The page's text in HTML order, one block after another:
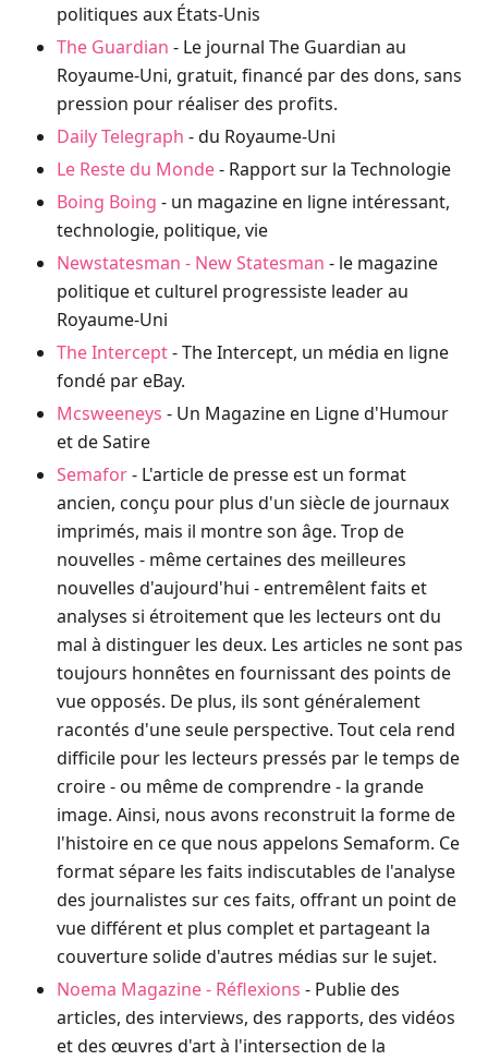
politiques aux États-Unis
The Guardian - Le journal The Guardian au
Royaume-Uni, gratuit, financé par des dons, sans
pression pour réaliser des profits.
Daily Telegraph - du Royaume-Uni
Le Reste du Monde- Rapport sur la Technologie
Boing Boing - un magazine en ligne intéressant,
technologie, politique, vie
Newstatesman - New Statesman - le magazine
politique et culturel progressiste leader au
Royaume-Uni
The Intercept- The Intercept, un média en ligne
fondé par eBay.
Mcsweeneys - Un Magazine en Ligne d'Humour
et de Satire
Semafor- L'article de presse est un format
ancien, conçu pour plus d'un siècle de journaux
imprimés, mais il montre son âge. Trop de
nouvelles - même certaines des meilleures
nouvelles d'aujourd'hui - entremêlent faits et
analyses si étroitement que les lecteurs ont du
mal à distinguer les deux. Les articles ne sont pas
toujours honnêtes en fournissant des points de
vue opposés. De plus, ils sont généralement
racontés d'une seule perspective. Tout cela rend
difficile pour les lecteurs pressés par le temps de
croire - ou même de comprendre - la grande
image. Ainsi, nous avons reconstruit la forme de
l'histoire en ce que nous appelons Semaform. Ce
format sépare les faits indiscutables de l'analyse
des journalistes sur ces faits, offrant un point de
vue différent et plus complet et partageant la
couverture solide d'autres médias sur le sujet.
Noema Magazine - Réflexions - Publie des
articles, des interviews, des rapports, des vidéos
et des œuvres d'art à l'intersection de la